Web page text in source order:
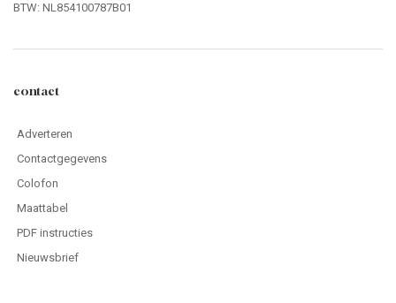
BTW: NL854100787B01
contact
Adverteren
Contactgegevens
Colofon
Maattabel
PDF instructies
Nieuwsbrief